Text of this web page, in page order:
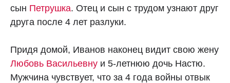
сын Петрушка. Отец и сын с трудом узнают друг
друга после 4 лет разлуки.
Придя домой, Иванов наконец видит свою жену
Любовь Васильевну и 5-летнюю дочь Настю.
Мужчина чувствует, что за 4 года войны отвык